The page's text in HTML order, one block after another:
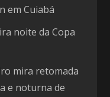
em Cuiabá
noite da Copa
mira retomada
e noturna de